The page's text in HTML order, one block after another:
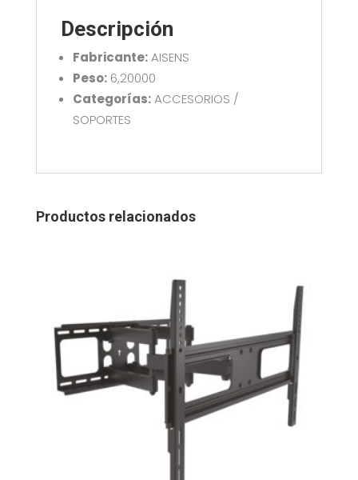
Descripción
Fabricante:AISENS
Peso:6,20000
Categorías:ACCESORIOS /
SOPORTES
Productos relacionados